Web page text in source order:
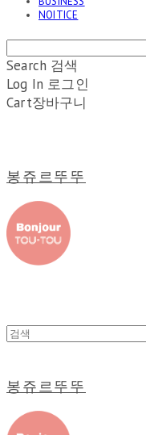
NOITICE
Search 검색
Log In 로그인
Cart장바구니
봉쥬르뚜뚜
봉쥬르뚜뚜